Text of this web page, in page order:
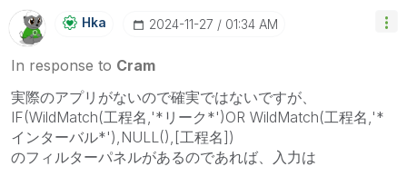
Hka ‎2024-11-27 01:34 AM
In response to Cram
実際のアプリがないので確実ではないですが、
IF(WildMatch(工程名,'*リーク*')OR WildMatch(工程名,'*
インターバル*'),NULL(),[工程名])
のフィルターパネルがあるのであれば、入力は